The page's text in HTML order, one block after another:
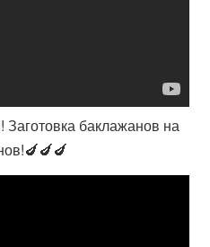
Заготовка баклажанов на